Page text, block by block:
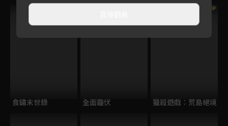
食鏽末世錄 全面霾伏
VIP
獵殺遊戲：荒島絕境